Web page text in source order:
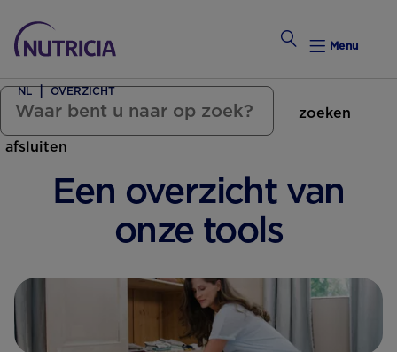
Zwanger Worden
Menu
zoeken
afsluiten
Een overzicht van
onze tools
NL OVERZICHT